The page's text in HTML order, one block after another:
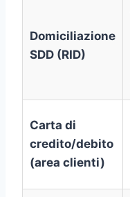
Domiciliazione
SDD (RID)
Carta di
credito/debito
(area clienti)